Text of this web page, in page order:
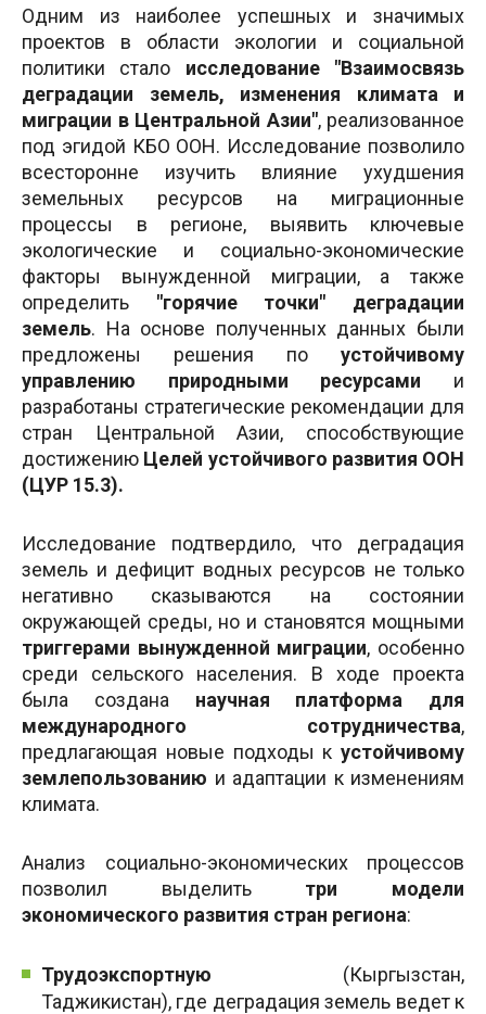
Одним из наиболее успешных и значимых
проектов в области экологии и социальной
политики стало исследование "Взаимосвязь
деградации земель, изменения климата и
миграции в Центральной Азии", реализованное
под эгидой КБО ООН. Исследование позволило
всесторонне изучить влияние ухудшения
земельных ресурсов на миграционные
процессы в регионе, выявить ключевые
экологические и социально-экономические
факторы вынужденной миграции, а также
определить "горячие точки" деградации
земель. На основе полученных данных были
предложены решения по устойчивому
управлению природными ресурсами и
разработаны стратегические рекомендации для
стран Центральной Азии, способствующие
достижению Целей устойчивого развития ООН
(ЦУР 15.3).
Исследование подтвердило, что деградация
земель и дефицит водных ресурсов не только
негативно сказываются на состоянии
окружающей среды, но и становятся мощными
триггерами вынужденной миграции, особенно
среди сельского населения. В ходе проекта
была создана научная платформа для
международного сотрудничества,
предлагающая новые подходы к устойчивому
землепользованию и адаптации к изменениям
климата.
Анализ социально-экономических процессов
позволил выделить три модели
экономического развития стран региона:
Трудоэкспортную (Кыргызстан,
Таджикистан), где деградация земель ведет к